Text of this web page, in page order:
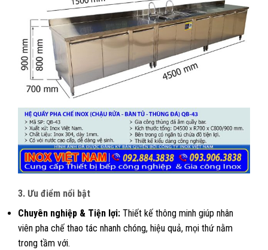
3. Ưu điểm nổi bật
Chuyên nghiệp & Tiện lợi: Thiết kế thông minh giúp nhân
viên pha chế thao tác nhanh chóng, hiệu quả, mọi thứ nằm
trong tầm với.